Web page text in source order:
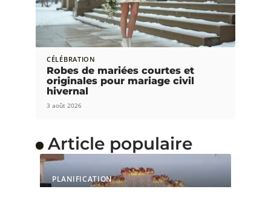
CÉLÉBRATION
Robes de mariées courtes et
originales pour mariage civil
hivernal
3 août 2026
Article populaire
PLANIFICATION